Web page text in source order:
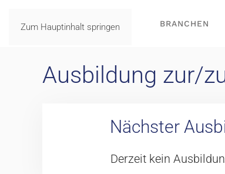
Zum Hauptinhalt springen BRANCHEN
Ausbildung zur/
Nächster
Derzeit kein